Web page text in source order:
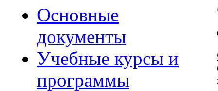
Основные
документы
Учебные курсы и
программы